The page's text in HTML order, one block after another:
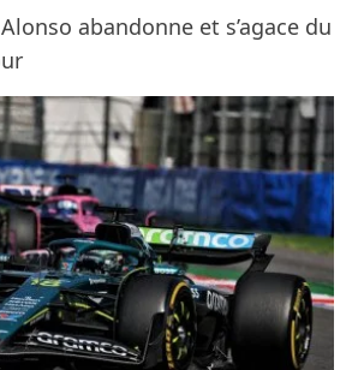
abandonne et s’agace du